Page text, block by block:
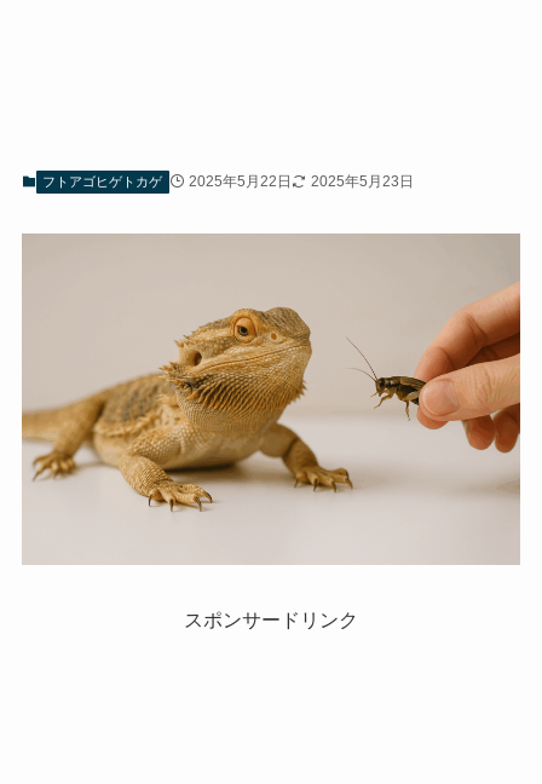
フトアゴヒゲトカゲ 2025年5月22日 2025年5月23日
スポンサードリンク